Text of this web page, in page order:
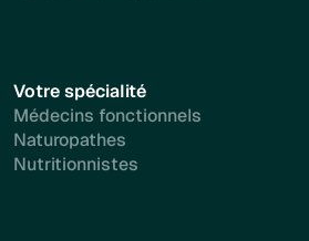
Votre spécialité
Médecins fonctionnels
Naturopathes
Nutritionnistes